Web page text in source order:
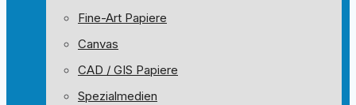
Fine-Art Papiere
Canvas
CAD / GIS Papiere
Spezialmedien